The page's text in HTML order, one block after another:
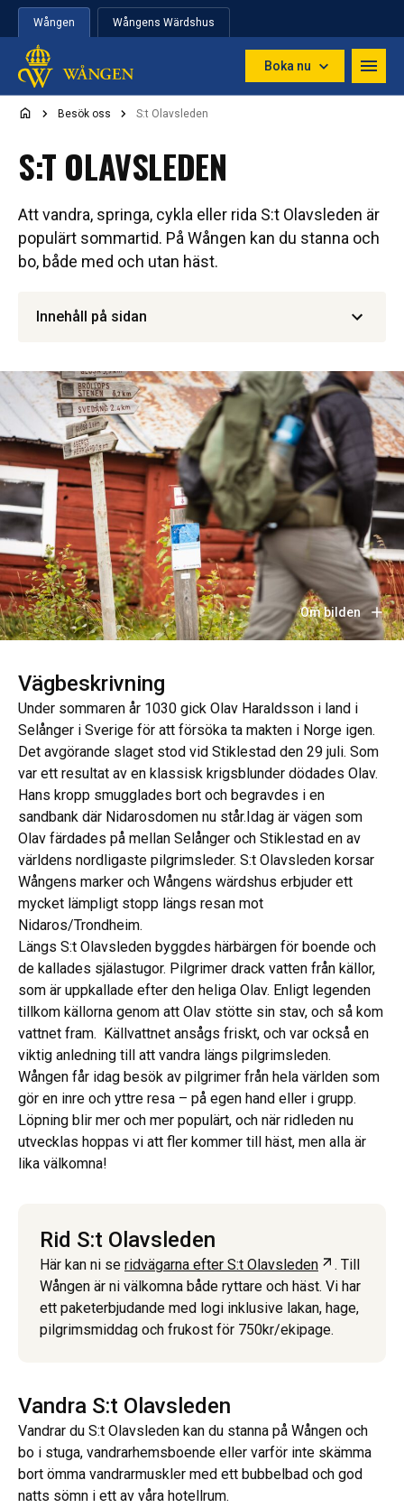
Hoppa till innehåll
Wången Wångens Wärdshus
Boka nu
Besök oss S:t Olavsleden
S:T OLAVSLEDEN
Att vandra, springa, cykla eller rida S:t Olavsleden är
populärt sommartid. På Wången kan du stanna och
bo, både med och utan häst.
Innehåll på sidan
Om bilden
Vägbeskrivning
Under sommaren år 1030 gick Olav Haraldsson i land i
Selånger i Sverige för att försöka ta makten i Norge igen.
Det avgörande slaget stod vid Stiklestad den 29 juli. Som
var ett resultat av en klassisk krigsblunder dödades Olav.
Hans kropp smugglades bort och begravdes i en
sandbank där Nidarosdomen nu står.Idag är vägen som
Olav färdades på mellan Selånger och Stiklestad en av
världens nordligaste pilgrimsleder. S:t Olavsleden korsar
Wångens marker och Wångens wärdshus erbjuder ett
mycket lämpligt stopp längs resan mot
Nidaros/Trondheim.
Längs S:t Olavsleden byggdes härbärgen för boende och
de kallades själastugor. Pilgrimer drack vatten från källor,
som är uppkallade efter den heliga Olav. Enligt legenden
tillkom källorna genom att Olav stötte sin stav, och så kom
vattnet fram. Källvattnet ansågs friskt, och var också en
viktig anledning till att vandra längs pilgrimsleden.
Wången får idag besök av pilgrimer från hela världen som
gör en inre och yttre resa – på egen hand eller i grupp.
Löpning blir mer och mer populärt, och när ridleden nu
utvecklas hoppas vi att fler kommer till häst, men alla är
lika välkomna!
Rid S:t Olavsleden
Här kan ni se ridvägarna efter S:t Olavsleden Öppnas i
. Till
Wången är ni välkomna både ryttare och häst. Vi har
ett paketerbjudande med logi inklusive lakan, hage,
pilgrimsmiddag och frukost för 750kr/ekipage.
Vandra S:t Olavsleden
Vandrar du S:t Olavsleden kan du stanna på Wången och
bo i stuga, vandrarhemsboende eller varför inte skämma
bort ömma vandrarmuskler med ett bubbelbad och god
natts sömn i ett av våra hotellrum.